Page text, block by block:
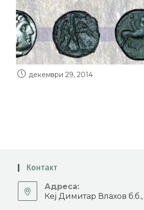
декември 29, 2014
Контакт
Адреса:
Кеј Димитар Влахов б.б.,